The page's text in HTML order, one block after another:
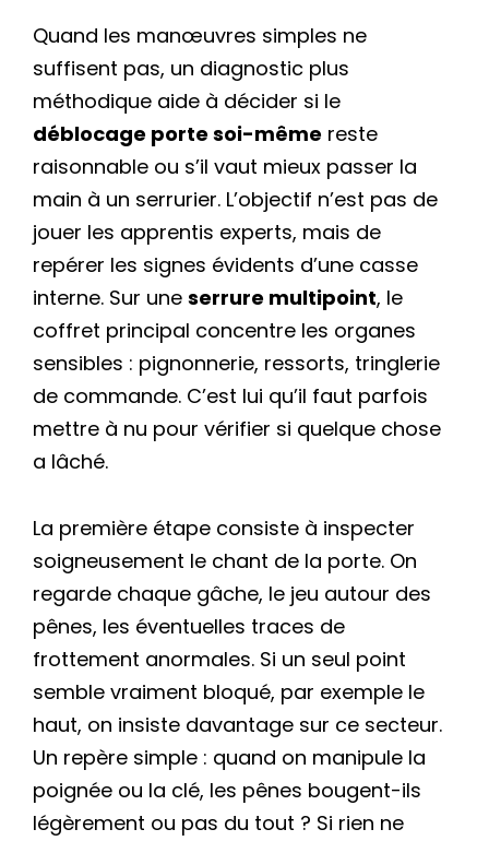
Quand les manœuvres simples ne
suffisent pas, un diagnostic plus
méthodique aide à décider si le
déblocage porte soi-même reste
raisonnable ou s’il vaut mieux passer la
main à un serrurier. L’objectif n’est pas de
jouer les apprentis experts, mais de
repérer les signes évidents d’une casse
interne. Sur une serrure multipoint, le
coffret principal concentre les organes
sensibles : pignonnerie, ressorts, tringlerie
de commande. C’est lui qu’il faut parfois
mettre à nu pour vérifier si quelque chose
a lâché.
La première étape consiste à inspecter
soigneusement le chant de la porte. On
regarde chaque gâche, le jeu autour des
pênes, les éventuelles traces de
frottement anormales. Si un seul point
semble vraiment bloqué, par exemple le
haut, on insiste davantage sur ce secteur.
Un repère simple : quand on manipule la
poignée ou la clé, les pênes bougent-ils
légèrement ou pas du tout ? Si rien ne